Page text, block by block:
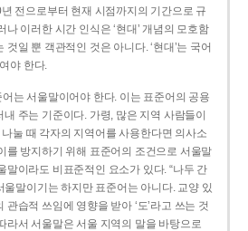
전으로부터 현재 시점까지의 기간으로 규
나 이러한 시간 인식은 ‘현대’ 개념의 모호함
일 뿐 객관적인 것은 아니다. ‘현대’는 국어
야 한다.
는 서울말이어야 한다. 이는 표준어의 공용
주는 기준이다. 가령, 많은 지역 사람들이
눌 때 각자의 지역어를 사용한다면 의사소
를 방지하기 위해 표준어의 조건으로 서울말
말이라도 비표준적인 요소가 있다. “나두 간
울말이기는 하지만 표준어는 아니다. 교양 있
습적 쓰임에 영향을 받아 ‘도’라고 쓰는 것
라서 서울말은 서울 지역의 말을 바탕으로